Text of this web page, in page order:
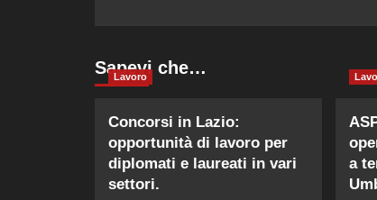
Sapevi che…
Lavoro
Concorsi in Lazio:
opportunità di lavoro per
diplomati e laureati in vari
settori.
a